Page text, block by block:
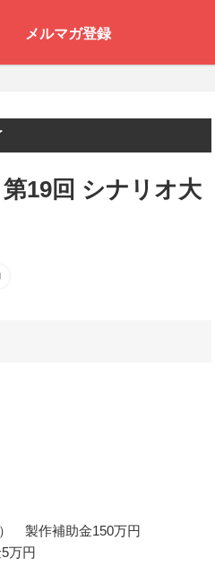
メルマガ登録
19回 シナリオ大
製作補助金150万円
万円